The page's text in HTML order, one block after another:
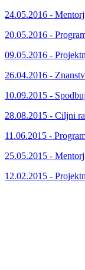
24.05.2016 -
20.05.2016 -
09.05.2016 -
26.04.2016 -
10.09.2015 -
28.08.2015 - Ciljni
11.06.2015 -
25.05.2015 -
12.02.2015 -